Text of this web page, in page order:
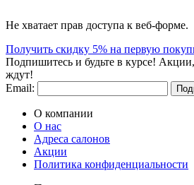
Не хватает прав доступа к веб-форме.
Получить скидку 5% на первую
Подпишитесь и будьте в курсе!
ждут!
Email:
О компании
О нас
Адреса салонов
Акции
Политика конфиденциальности